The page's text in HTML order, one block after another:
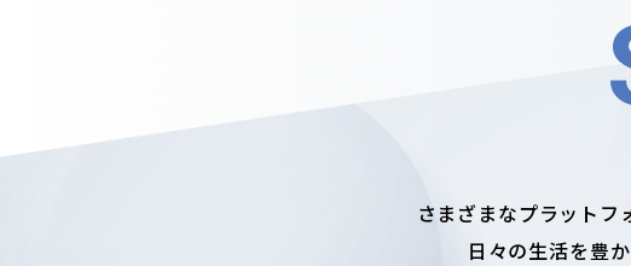
さまざまなプラットフ
日々の生活を豊か